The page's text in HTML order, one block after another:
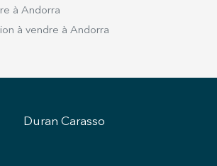
à Andorra
à vendre à Andorra